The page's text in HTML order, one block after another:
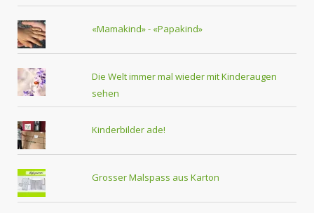
«Mamakind» - «Papakind»
Die Welt immer mal wieder mit Kinderaugen
sehen
Kinderbilder ade!
Grosser Malspass aus Karton